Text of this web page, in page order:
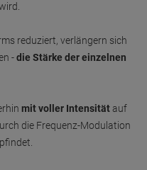
reduziert, verlängern sich
-die Stärke der einzelnen
mit voller Intensitätauf
die Frequenz-Modulation